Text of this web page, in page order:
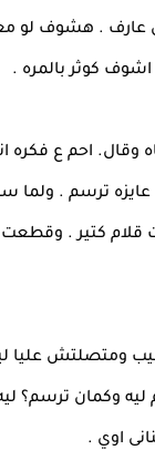
. هشوف لو
كوثر بالمره .
احم ع فكره
عايزه ترسم .
قلام كتير .
عليا ليه
ليه وكمان ترسم؟
اوي .